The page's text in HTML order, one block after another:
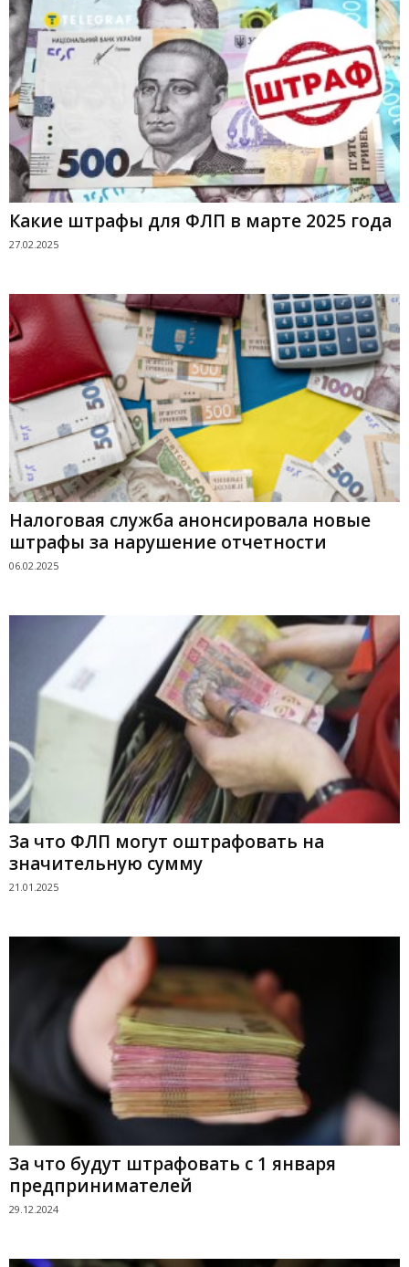
Какие штрафы для ФЛП в марте 2025 года
27.02.2025
Налоговая служба анонсировала новые
штрафы за нарушение отчетности
06.02.2025
За что ФЛП могут оштрафовать на
значительную сумму
21.01.2025
За что будут штрафовать с 1 января
предпринимателей
29.12.2024